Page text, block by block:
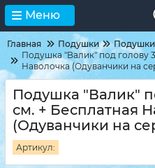
Меню
Главная Подушки
Подушка "Валик" под голову
Наволочка (Одуванчики на
Подушка "Валик"
см. + Бесплатная
(Одуванчики на
Артикул: